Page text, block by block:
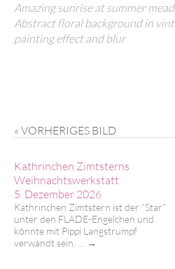
Amazing sunrise at summer
Abstract floral background in
painting effect and blur
« VORHERIGES BILD
Kathrinchen Zimtsterns
Weihnachtswerkstatt
5. Dezember 2026
Kathrinchen Zimtstern ist der “Star”
unter den FLADE-Engelchen und
könnte mit Pippi Langstrumpf
verwandt sein. …
→